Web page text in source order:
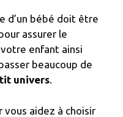
d’un bébé doit être
assurer le
enfant ainsi
beaucoup de
univers.
vous aidez à choisir